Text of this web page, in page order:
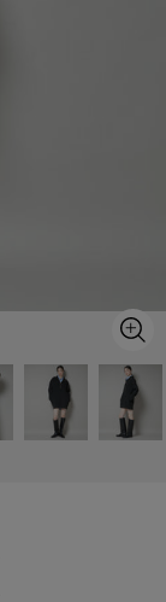
ズ
ム
イ
ン